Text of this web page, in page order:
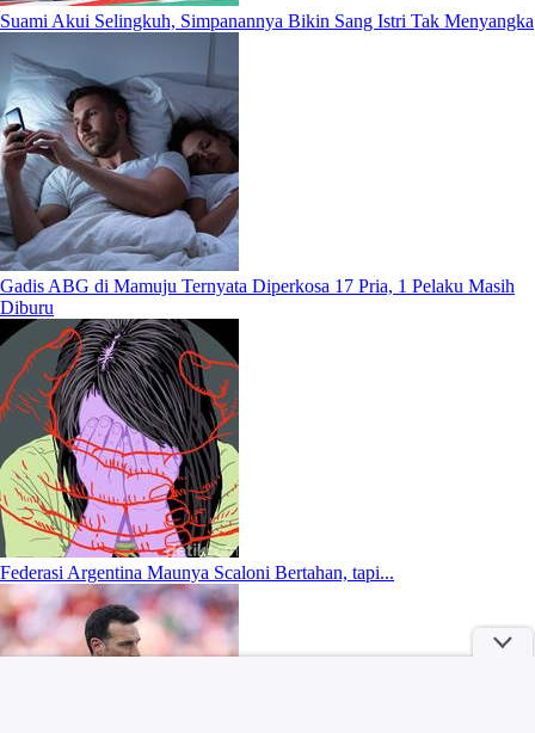
Suami Akui Selingkuh, Simpanannya Bikin Sang Istri Tak Menyangka
Gadis ABG di Mamuju Ternyata Diperkosa 17 Pria, 1 Pelaku Masih
Diburu
Federasi Argentina Maunya Scaloni Bertahan, tapi...